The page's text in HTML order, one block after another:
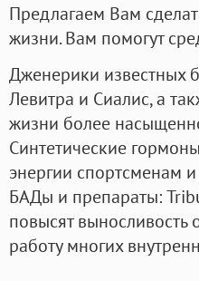
Предлагаем Вам
жизни. Вам помогут
Дженерики известных
Левитра и Сиалис, а
жизни более
Синтетические
энергии спортсменам
БАДы и препараты:
повысят выносливость
работу многих